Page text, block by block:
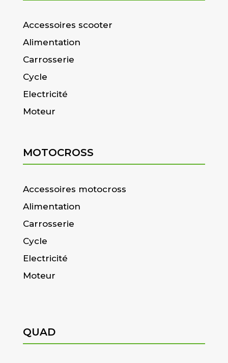
Accessoires scooter
Alimentation
Carrosserie
Cycle
Electricité
Moteur
MOTOCROSS
Accessoires motocross
Alimentation
Carrosserie
Cycle
Electricité
Moteur
QUAD